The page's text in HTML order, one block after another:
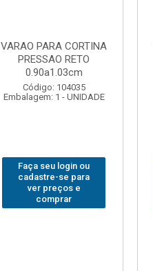
VARAO PARA CORTINA
PRESSAO RETO
1.05a1.18cm
Código: 104043
Embalagem: 1 - UNIDADE
Faça seu login ou
cadastre-se para
ver preços e
comprar